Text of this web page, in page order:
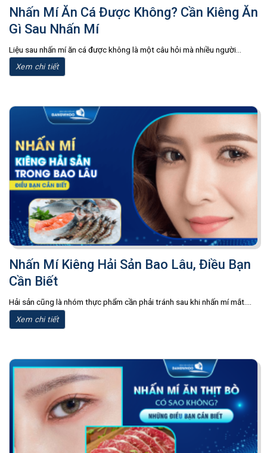
Nhấn Mí Ăn Cá Được Không? Cần Kiêng Ăn
Gì Sau Nhấn Mí
Liệu sau nhấn mí ăn cá được không là một câu hỏi mà nhiều người...
Xem chi tiết
Nhấn Mí Kiêng Hải Sản Bao Lâu, Điều Bạn
Cần Biết
Hải sản cũng là nhóm thực phẩm cần phải tránh sau khi nhấn mí mắt....
Xem chi tiết